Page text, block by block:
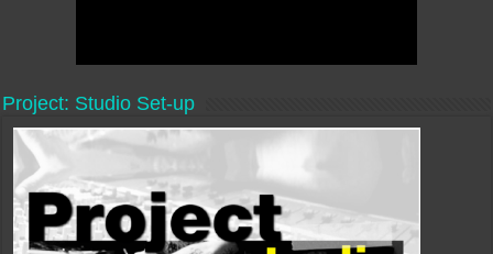
Project: Studio Set-up